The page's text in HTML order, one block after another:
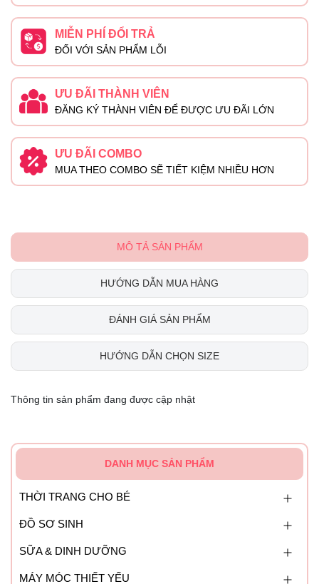
MIỄN PHÍ ĐỔI TRẢ
ĐỐI VỚI SẢN PHẨM LỖI
ƯU ĐÃI THÀNH VIÊN
ĐĂNG KÝ THÀNH VIÊN ĐỂ ĐƯỢC ƯU ĐÃI LỚN
ƯU ĐÃI COMBO
MUA THEO COMBO SẼ TIẾT KIỆM NHIỀU HƠN
MÔ TẢ SẢN PHẨM
HƯỚNG DẪN MUA HÀNG
ĐÁNH GIÁ SẢN PHẨM
HƯỚNG DẪN CHỌN SIZE
Thông tin sản phẩm đang được cập nhật
DANH MỤC SẢN PHẨM
THỜI TRANG CHO BÉ
ĐỒ SƠ SINH
SỮA & DINH DƯỠNG
MÁY MÓC THIẾT YẾU